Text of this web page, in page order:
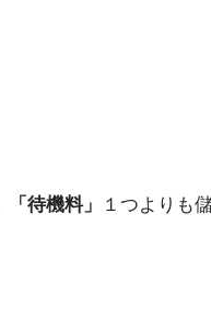
「待機料」
１つよりも